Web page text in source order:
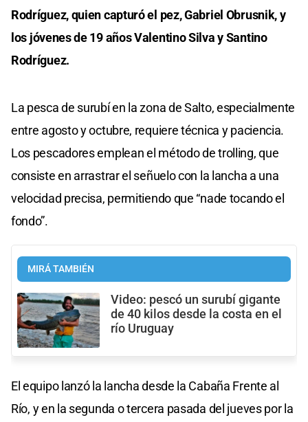
Rodríguez, quien capturó el pez, Gabriel Obrusnik, y
los jóvenes de 19 años Valentino Silva y Santino
Rodríguez.
La pesca de surubí en la zona de Salto, especialmente
entre agosto y octubre, requiere técnica y paciencia.
Los pescadores emplean el método de trolling, que
consiste en arrastrar el señuelo con la lancha a una
velocidad precisa, permitiendo que “nade tocando el
fondo”.
MIRÁ TAMBIÉN
Video: pescó un surubí gigante
de 40 kilos desde la costa en el
río Uruguay
El equipo lanzó la lancha desde la Cabaña Frente al
Río, y en la segunda o tercera pasada del jueves por la